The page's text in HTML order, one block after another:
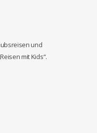
und
mit Kids“.